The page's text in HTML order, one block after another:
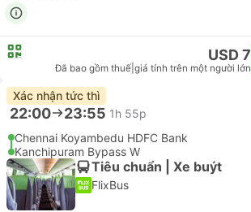
USD 7
Đã bao gồm thuế giá tính trên một người lớn
Xác nhận tức thì
22:00 23:55 1h 55p
Chennai Koyambedu HDFC Bank
Kanchipuram Bypass W
Tiêu chuẩn | Xe buýt
FlixBus